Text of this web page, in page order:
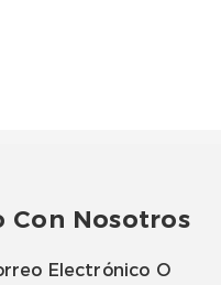
Con Nosotros
Electrónico O